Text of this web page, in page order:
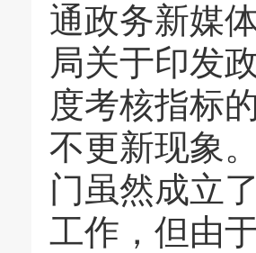
通政务新媒
局关于印发
度考核指标
不更新现象。
门虽然成立
工作，但由